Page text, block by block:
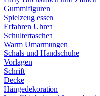
Gummifiguren
Spielzeug essen
Erfahren Uhren
Schultertaschen
Warm Umarmungen
Schals und Handschuhe
Vorlagen
Schrift
Decke
Hängedekoration